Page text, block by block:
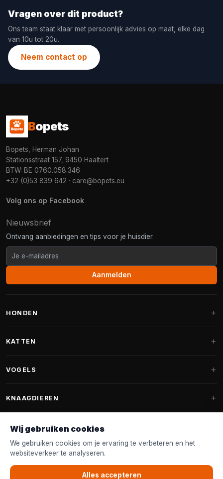
Vragen over dit product?
Ons team staat klaar met persoonlijk advies op maat, elke dag
van 10u tot 20u.
Neem contact op
Bopets
Bopets, Herman Johan
Stationsstraat 157, 9450 Haaltert
BTW: BE 0760.058.346
+32 (0)53 839 642 · care@bopets.eu
Volg ons op Facebook
Nieuwsbrief
Ontvang aanbiedingen en tips voor je huisdier.
Aanmelden
HONDEN
Fantail hondenmanden
Hondenspeelgoed
Halsband & Lijn
Shampoo & Verzorging
KATTEN
Krabpalen voor Maine Coon
Kattenmanden
VOGELS
Vogelvoer binnenvogels
Voederhuisjes
Nestkastjes & Nesting
Tuinvogelvoer
KNAAGDIEREN
Knaagdierenvoer
Accessoires
KLANTENSERVICE
Wij gebruiken cookies
We gebruiken cookies om je ervaring te verbeteren en het
websiteverkeer te analyseren.
Alles accepteren